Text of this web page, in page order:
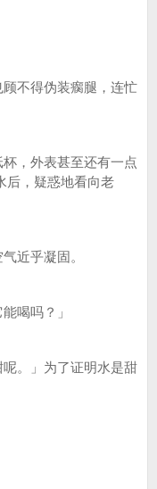
不得伪装瘸腿，连忙
，外表甚至还有一点
后，疑惑地看向老
近乎凝固。
喝吗？」
。」为了证明水是甜